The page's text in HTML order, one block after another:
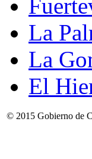
La
La
El
© 2015 Gobierno de